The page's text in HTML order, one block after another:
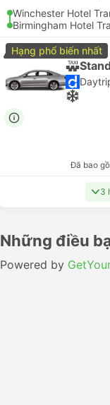
Winchester Hotel
Birmingham Hotel
Hạng phổ biến nhất
Đã bao
3
Những điều
Powered by